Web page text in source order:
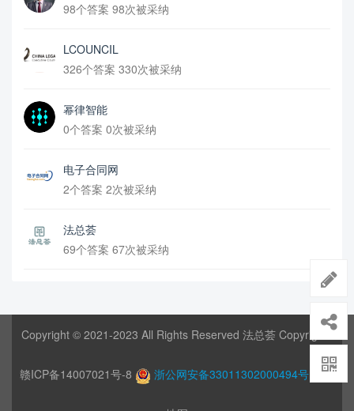
98个答案 98次被采纳
LCOUNCIL
326个答案 330次被采纳
幂律智能
0个答案 0次被采纳
电子合同网
2个答案 2次被采纳
法总荟
69个答案 67次被采纳
Copyright © 2021-2023 All Rights Reserved 法总荟 Copyrights
赣ICP备14007021号-8 浙公网安备33011302000494号 网站